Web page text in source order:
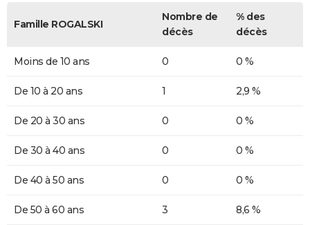
Famille ROGALSKI
Nombre de
décès
% des
décès
Moins de 10 ans 0 0 %
De 10 à 20 ans 1 2,9 %
De 20 à 30 ans 0 0 %
De 30 à 40 ans 0 0 %
De 40 à 50 ans 0 0 %
De 50 à 60 ans 3 8,6 %